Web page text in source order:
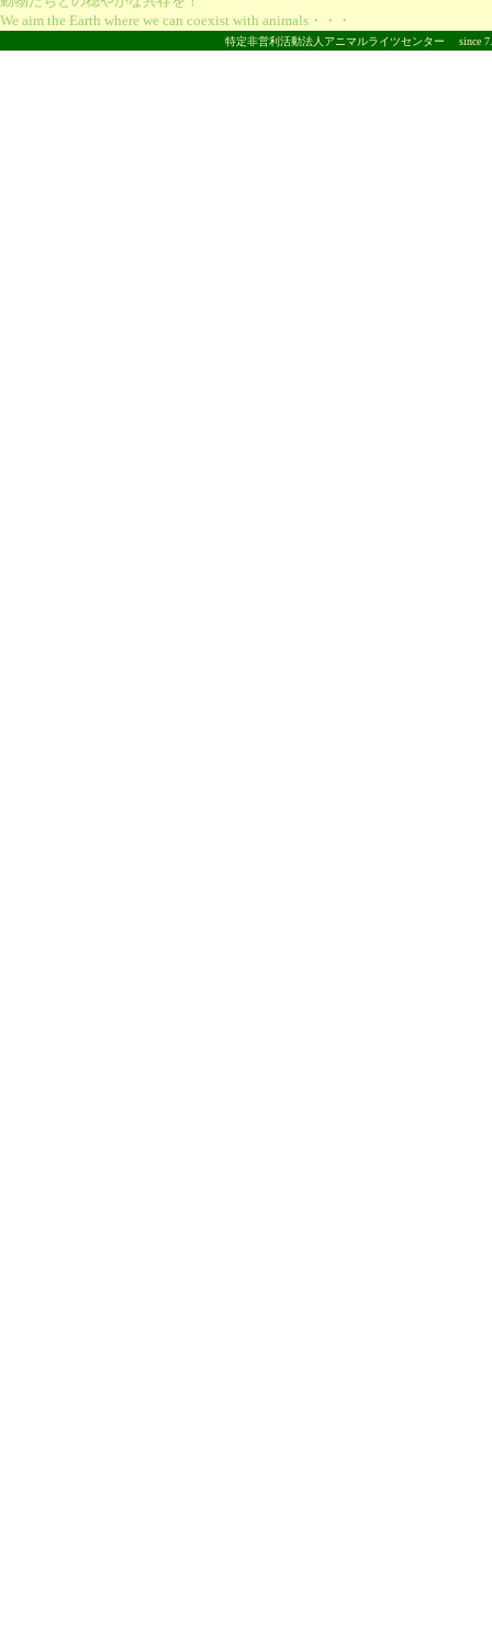
We aim the Earth where we can coexist with animals・・・
特定非営利活動法人アニマルライツセンター since